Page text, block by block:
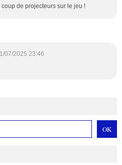
de projecteurs sur le jeu !
07/2025 23:46